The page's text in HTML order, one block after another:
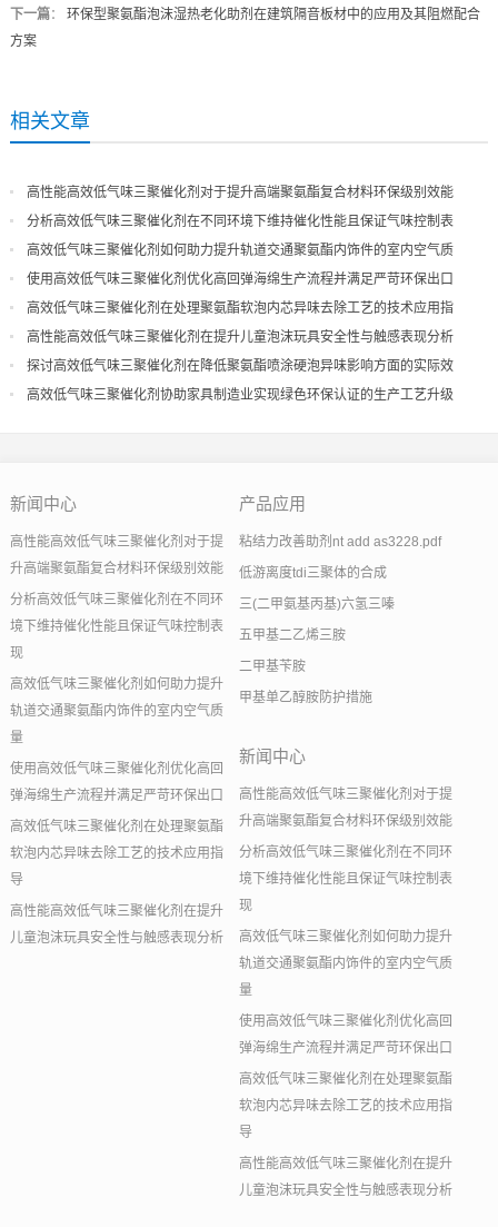
下一篇： 环保型聚氨酯泡沫湿热老化助剂在建筑隔音板材中的应用及其阻燃配合
方案
相关文章
高性能高效低气味三聚催化剂对于提升高端聚氨酯复合材料环保级别效能
分析高效低气味三聚催化剂在不同环境下维持催化性能且保证气味控制表
现
高效低气味三聚催化剂如何助力提升轨道交通聚氨酯内饰件的室内空气质
量
使用高效低气味三聚催化剂优化高回弹海绵生产流程并满足严苛环保出口
高效低气味三聚催化剂在处理聚氨酯软泡内芯异味去除工艺的技术应用指
导
高性能高效低气味三聚催化剂在提升儿童泡沫玩具安全性与触感表现分析
探讨高效低气味三聚催化剂在降低聚氨酯喷涂硬泡异味影响方面的实际效
果
高效低气味三聚催化剂协助家具制造业实现绿色环保认证的生产工艺升级
新闻中心
高性能高效低气味三聚催化剂对于提
升高端聚氨酯复合材料环保级别效能
分析高效低气味三聚催化剂在不同环
境下维持催化性能且保证气味控制表
现
高效低气味三聚催化剂如何助力提升
轨道交通聚氨酯内饰件的室内空气质
量
使用高效低气味三聚催化剂优化高回
弹海绵生产流程并满足严苛环保出口
高效低气味三聚催化剂在处理聚氨酯
软泡内芯异味去除工艺的技术应用指
导
高性能高效低气味三聚催化剂在提升
儿童泡沫玩具安全性与触感表现分析
产品应用
粘结力改善助剂nt add as3228.pdf
低游离度tdi三聚体的合成
三(二甲氨基丙基)六氢三嗪
五甲基二乙烯三胺
二甲基苄胺
甲基单乙醇胺防护措施
新闻中心
高性能高效低气味三聚催化剂对于提
升高端聚氨酯复合材料环保级别效能
分析高效低气味三聚催化剂在不同环
境下维持催化性能且保证气味控制表
现
高效低气味三聚催化剂如何助力提升
轨道交通聚氨酯内饰件的室内空气质
量
使用高效低气味三聚催化剂优化高回
弹海绵生产流程并满足严苛环保出口
高效低气味三聚催化剂在处理聚氨酯
软泡内芯异味去除工艺的技术应用指
导
高性能高效低气味三聚催化剂在提升
儿童泡沫玩具安全性与触感表现分析